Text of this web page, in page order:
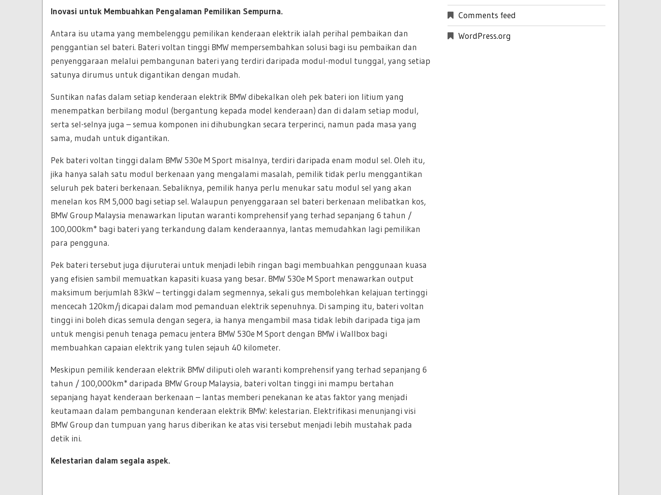
Inovasi untuk Membuahkan Pengalaman Pemilikan Sempurna.
Antara isu utama yang membelenggu pemilikan kenderaan elektrik ialah perihal pembaikan dan
penggantian sel bateri. Bateri voltan tinggi BMW mempersembahkan solusi bagi isu pembaikan dan
penyenggaraan melalui pembangunan bateri yang terdiri daripada modul-modul tunggal, yang setiap
satunya dirumus untuk digantikan dengan mudah.
Suntikan nafas dalam setiap kenderaan elektrik BMW dibekalkan oleh pek bateri ion litium yang
menempatkan berbilang modul (bergantung kepada model kenderaan) dan di dalam setiap modul,
serta sel-selnya juga – semua komponen ini dihubungkan secara terperinci, namun pada masa yang
sama, mudah untuk digantikan.
Pek bateri voltan tinggi dalam BMW 530e M Sport misalnya, terdiri daripada enam modul sel. Oleh itu,
jika hanya salah satu modul berkenaan yang mengalami masalah, pemilik tidak perlu menggantikan
seluruh pek bateri berkenaan. Sebaliknya, pemilik hanya perlu menukar satu modul sel yang akan
menelan kos RM 5,000 bagi setiap sel. Walaupun penyenggaraan sel bateri berkenaan melibatkan kos,
BMW Group Malaysia menawarkan liputan waranti komprehensif yang terhad sepanjang 6 tahun /
100,000km* bagi bateri yang terkandung dalam kenderaannya, lantas memudahkan lagi pemilikan
para pengguna.
Pek bateri tersebut juga dijuruterai untuk menjadi lebih ringan bagi membuahkan penggunaan kuasa
yang efisien sambil memuatkan kapasiti kuasa yang besar. BMW 530e M Sport menawarkan output
maksimum berjumlah 83kW – tertinggi dalam segmennya, sekali gus membolehkan kelajuan tertinggi
mencecah 120km/j dicapai dalam mod pemanduan elektrik sepenuhnya. Di samping itu, bateri voltan
tinggi ini boleh dicas semula dengan segera, ia hanya mengambil masa tidak lebih daripada tiga jam
untuk mengisi penuh tenaga pemacu jentera BMW 530e M Sport dengan BMW i Wallbox bagi
membuahkan capaian elektrik yang tulen sejauh 40 kilometer.
Meskipun pemilik kenderaan elektrik BMW diliputi oleh waranti komprehensif yang terhad sepanjang 6
tahun / 100,000km* daripada BMW Group Malaysia, bateri voltan tinggi ini mampu bertahan
sepanjang hayat kenderaan berkenaan – lantas memberi penekanan ke atas faktor yang menjadi
keutamaan dalam pembangunan kenderaan elektrik BMW: kelestarian. Elektrifikasi menunjangi visi
BMW Group dan tumpuan yang harus diberikan ke atas visi tersebut menjadi lebih mustahak pada
detik ini.
Kelestarian dalam segala aspek.
Comments feed
WordPress.org